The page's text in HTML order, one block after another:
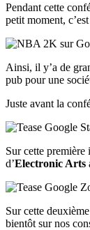
Pendant cette
petit moment,
Ainsi, il y’a de
pub pour une
Juste avant la
Sur cette première
d’Electronic Arts
Sur cette
bientôt sur nos